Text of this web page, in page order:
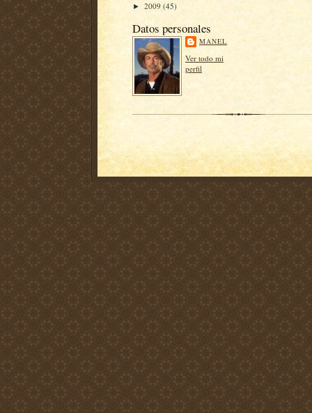
► 2009 (45)
Datos personales
MANEL
Ver todo mi
perfil